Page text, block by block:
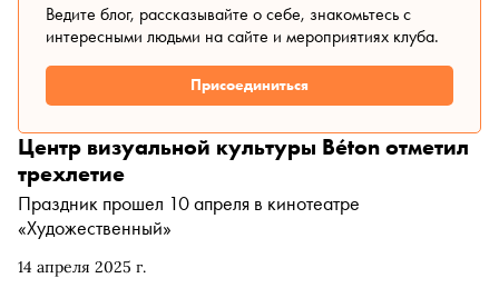
Ведите блог, рассказывайте о себе, знакомьтесь с
интересными людьми на сайте и мероприятиях клуба.
Присоединиться
14 апреля 2025 г.
Центр визуальной культуры Béton отметил
трехлетие
Праздник прошел 10 апреля в кинотеатре
«Художественный»